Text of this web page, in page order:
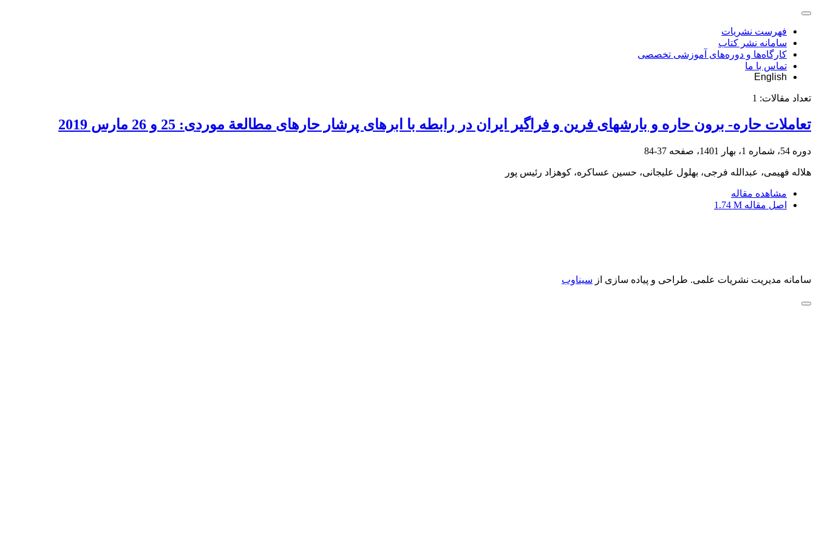
فهرست نشریات
سامانه نشر کتاب
کارگاه‌ها و دوره‌های آموزشی تخصصی
تماس با ما
English
تعداد مقالات: 1
تعاملات حاره- برون‏ حاره و بارش‏های فرین و فراگیر ایران در رابطه با ابرهای پرشار حاره‏ای مطالعة موردی: 25 و 26 مارس 2019
دوره 54، شماره 1، بهار 1401، صفحه 37-84
هلاله فهیمی، عبدالله فرجی، بهلول علیجانی، حسین عساکره، کوهزاد رئیس پور
مشاهده مقاله
اصل مقاله 1.74 M
سامانه مدیریت نشریات علمی. طراحی و پیاده سازی از سیناوب